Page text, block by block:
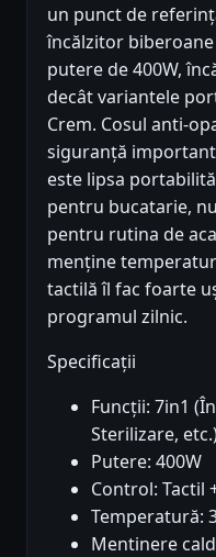
un punct de
încălzitor
putere de 400W,
decât variantele
Crem. Cosul anti-
siguranță
este lipsa
pentru bucatarie,
pentru rutina de
menține
tactilă îl fac foarte
programul zilnic.
Specificații
Funcții: 7in1
Sterilizare,
Putere: 400W
Control: Tactil
Temperatură:
Mentinere